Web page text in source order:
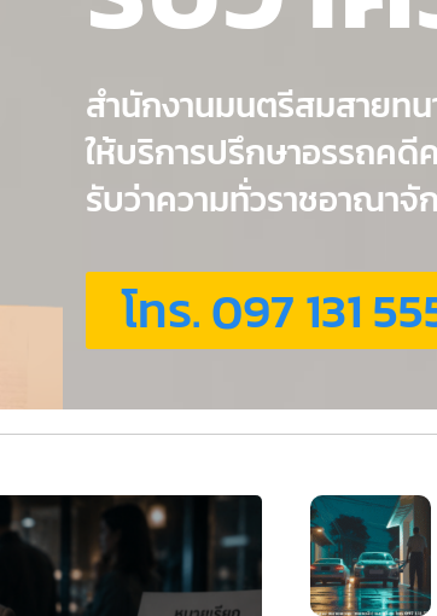
สำนักงานมนตรีสมสายท
ให้บริการปรึกษาอรรถคดี
รับว่าความทั่วราชอาณาจั
โทร. 097 131